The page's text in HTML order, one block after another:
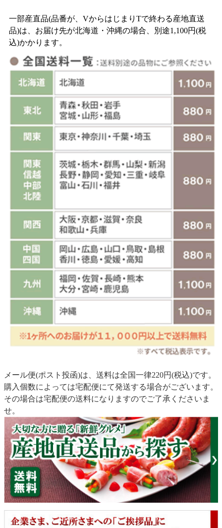
一部産直品(品番が、VからはじまりTで終わる産地直送
品)は、お届け先が北海道・沖縄の場合、別途1,100円(税
込)かかります。
メール便(ポスト投函)は、送料は全国一律220円(税込)です。
購入個数によっては宅配便にて発送する場合がございます。
その場合は宅配便の送料になりますのでご了承くださいま
せ。